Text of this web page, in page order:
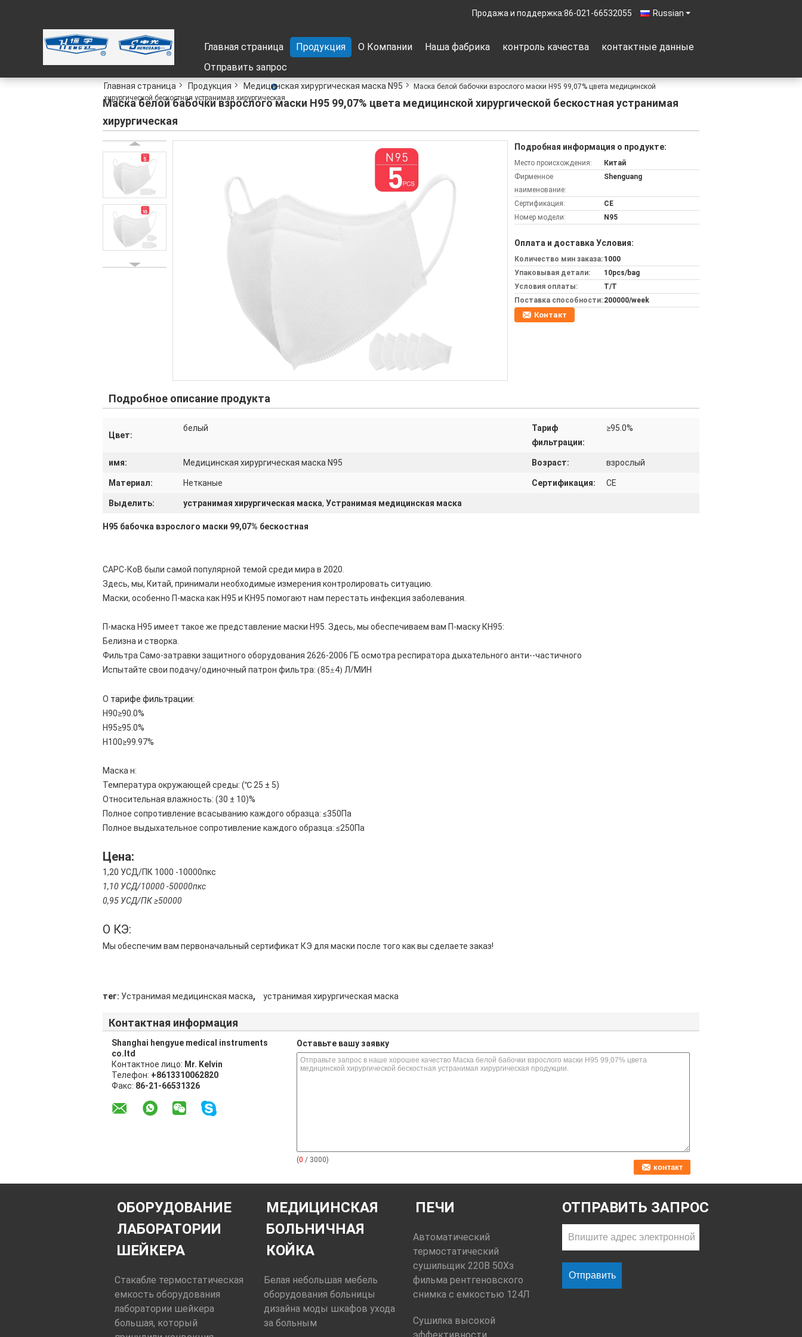
Russian
Продажа и поддержка:86-021-66532055
Главная страница Продукция О Компании Наша фабрика контроль качества
контактные данные
Отправить запрос
Главная страница Продукция Медицинская хирургическая маска N95
Маска белой бабочки взрослого маски Н95 99,07% цвета медицинской
хирургической бескостная устранимая хирургическая
Маска белой бабочки взрослого маски Н95 99,07% цвета медицинской хирургической бескостная устранимая
хирургическая
Подробная информация о продукте:
Место происхождения:
Китай
Фирменное
наименование:
Shenguang
Сертификация:
CE
Номер модели:
N95
Оплата и доставка Условия:
Количество мин заказа: 1000
Упаковывая детали:
10pcs/bag
Условия оплаты:
T/T
Поставка способности: 200000/week
Контакт
Подробное описание продукта
Цвет:
белый
Тариф
фильтрации:
≥95.0%
имя: Медицинская хирургическая маска N95 Возраст: взрослый
Материал: Нетканые Сертификация: CE
Выделить: устранимая хирургическая маска, Устранимая медицинская маска
Н95 бабочка взрослого маски 99,07% бескостная
САРС-КоВ были самой популярной темой среди мира в 2020.
Здесь, мы, Китай, принимали необходимые измерения контролировать ситуацию.
Маски, особенно П-маска как Н95 и КН95 помогают нам перестать инфекция заболевания.
П-маска Н95 имеет такое же представление маски Н95. Здесь, мы обеспечиваем вам П-маску КН95:
Белизна и створка.
Фильтра Само-затравки защитного оборудования 2626-2006 ГБ осмотра респиратора дыхательного анти--частичного
Испытайте свои подачу/одиночный патрон фильтра: (85±4) Л/МИН
О тарифе фильтрации:
Н90≥90.0%
Н95≥95.0%
Н100≥99.97%
Маска н:
Температура окружающей среды: (℃ 25 ± 5)
Относительная влажность: (30 ± 10)%
Полное сопротивление всасыванию каждого образца: ≤350Па
Полное выдыхательное сопротивление каждого образца: ≤250Па
Цена:
1,20 УСД/ПК 1000 -10000пкс
1,10 УСД/10000 -50000пкс
0,95 УСД/ПК ≥50000
О КЭ:
Мы обеспечим вам первоначальный сертификат КЭ для маски после того как вы сделаете заказ!
тег: Устранимая медицинская маска, устранимая хирургическая маска
Контактная информация
Shanghai hengyue medical instruments
co.ltd
Контактное лицо: Mr. Kelvin
Телефон: +8613310062820
Факс: 86-21-66531326
Оставьте вашу заявку
(0 / 3000)
ОБОРУДОВАНИЕ
ЛАБОРАТОРИИ
ШЕЙКЕРА
Стакабле термостатическая
емкость оборудования
лаборатории шейкера
большая, который
МЕДИЦИНСКАЯ
БОЛЬНИЧНАЯ
КОЙКА
Белая небольшая мебель
оборудования больницы
дизайна моды шкафов ухода
за больным
ПЕЧИ
Автоматический
термостатический
сушильщик 220В 50Хз
фильма рентгеновского
снимка с емкостью 124Л
Сушилка высокой
ОТПРАВИТЬ ЗАПРОС
Отправить